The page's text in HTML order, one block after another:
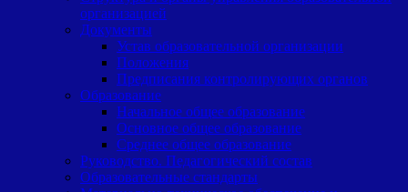
организацией
Документы
Устав образовательной организации
Положения
Предписания контролирующих органов
Образование
Начальное общее образование
Основное общее образование
Среднее общее образование
Руководство. Педагогический состав
Образовательные стандарты